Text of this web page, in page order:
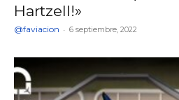
Hartzell!»
@faviacion - 6 septiembre, 2022